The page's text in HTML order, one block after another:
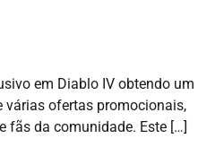
em Diablo IV obtendo um
várias ofertas promocionais,
fãs da comunidade. Este […]